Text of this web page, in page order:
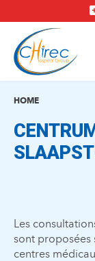
en
naar
inhoud
gaan
HOME
Les
sont proposées
centres